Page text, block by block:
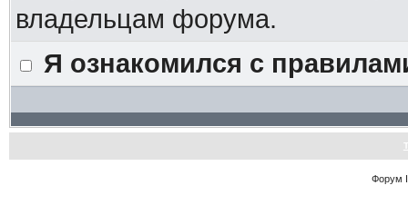
владельцам форума.
Я ознакомился с
Форум